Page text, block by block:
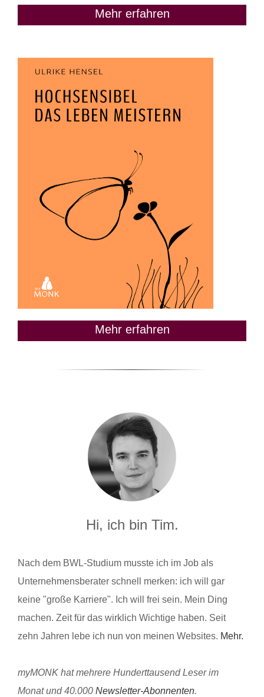
Mehr erfahren
Mehr erfahren
Hi, ich bin Tim.
Nach dem BWL-Studium musste ich im Job als
Unternehmensberater schnell merken: ich will gar
keine "große Karriere". Ich will frei sein. Mein Ding
machen. Zeit für das wirklich Wichtige haben. Seit
zehn Jahren lebe ich nun von meinen Websites. Mehr.
myMONK hat mehrere Hunderttausend Leser im
Monat und 40.000 Newsletter-Abonnenten.